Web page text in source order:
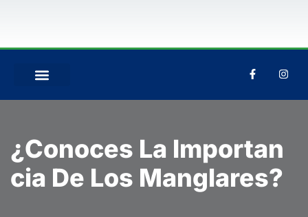
¿Conoces La Importan
Cia De Los Manglares?